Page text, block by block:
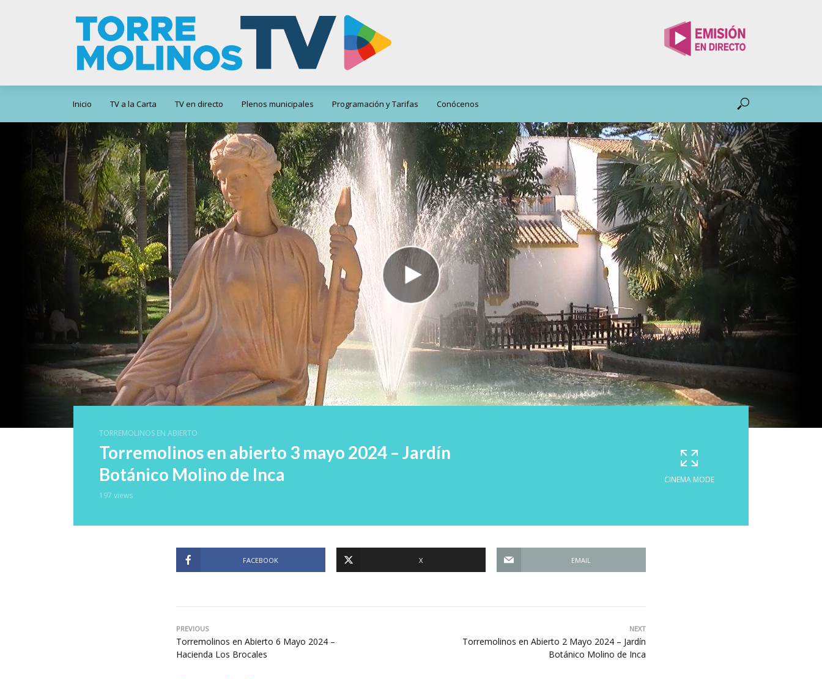
Inicio TV a la Carta TV en directo Plenos municipales Programación y Tarifas Conócenos
TORREMOLINOS EN ABIERTO
Torremolinos en abierto 3 mayo 2024 – Jardín
Botánico Molino de Inca
197 views
CINEMA MODE
FACEBOOK X EMAIL
PREVIOUS
Torremolinos en Abierto 6 Mayo 2024 –
Hacienda Los Brocales
NEXT
Torremolinos en Abierto 2 Mayo 2024 – Jardín
Botánico Molino de Inca